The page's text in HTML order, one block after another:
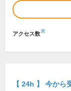
アクセス数※
【 24h 】 今から